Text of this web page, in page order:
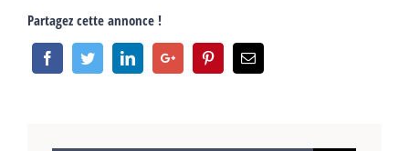
Partagez cette annonce !